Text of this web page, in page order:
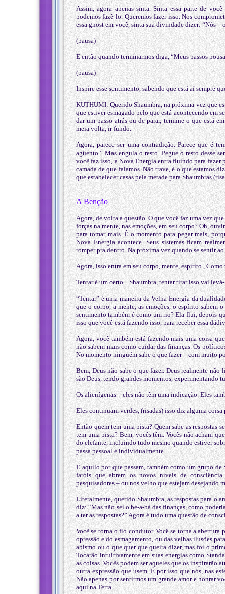
Assim, agora apenas sinta. Sinta essa parte de
podemos fazê-lo. Queremos fazer isso. Nos
essa gnost em você, sinta sua divindade dizer: “Nós –
(pausa)
E então quando terminarmos diga, “Meus passos
(pausa)
Inspire esse sentimento, sabendo que está aí sempre
KUTHUMI: Querido Shaumbra, na próxima vez que
que estiver esmagado pelo que está acontecendo em
dar um passo atrás ou de parar, termine o que está
meia volta, ir fundo.
Agora, parece ser uma contradição. Parece que é
agüento.” Mas engula o resto. Pegue o resto desse
você faz isso, a Nova Energia entra fluindo para fazer
camada de que falamos. Não trave, é o que estamos
que estabelecer casas pela metade para
A Benção
Agora, de volta a questão. O que você faz uma vez
forças na mente, nas emoções, em seu corpo? Oh,
para tomar mais. É o momento para pegar mais,
Nova Energia acontece. Seus sistemas ficam
romper pra dentro. Na próxima vez quando se sentir
Agora, isso entra em seu corpo, mente, espírito.,
Tentar é um certo... Shaumbra, tentar tirar isso vai
“Tentar” é uma maneira da Velha Energia da
que o corpo, a mente, as emoções, o espírito sabem
sentimento também é como um rio? Ela flui, depois
isso que você está fazendo isso, para receber essa
Agora, você também está fazendo mais uma coisa
não sabem mais como cuidar das finanças. Os
No momento ninguém sabe o que fazer – com muito
Bem, Deus não sabe o que fazer. Deus realmente
são Deus, tendo grandes momentos, experimentando
Os alienígenas – eles não têm uma indicação. Eles
Eles continuam verdes, (risadas) isso diz alguma coisa
Então quem tem uma pista? Quem sabe as respostas
tem uma pista? Bem, vocês têm. Vocês não acham
do elefante, incluindo tudo mesmo quando estiver
passa pessoal e individualmente.
E aquilo por que passam, também como um grupo
faróis que abrem os novos níveis de
pesquisadores – ou nos velho que estejam desejando
Literalmente, querido Shaumbra, as respostas para o
diz: “Mas não sei o be-a-bá das finanças, como
a ter as respostas?” Agora é tudo uma questão de
Você se torna o fio condutor. Você se torna a
opressão e do esmagamento, ou das velhas ilusões
abismo ou o que quer que queira dizer, mas foi o
Tocarão intuitivamente em suas energias como
as coisas. Vocês podem ser aqueles que os inspirarão
outra expressão que usem. É por isso que nós, nas
Não apenas por sentirmos um grande amor e honrar
aqui na Terra.